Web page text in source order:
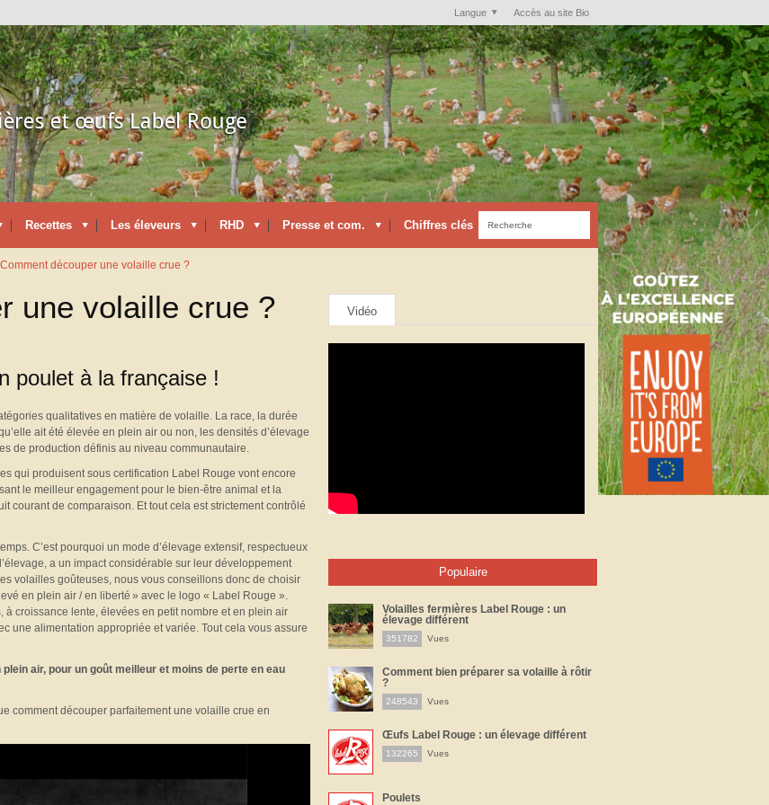
Langue Accès au site Bio
Recettes Les éleveurs RHD Presse et com. Chiffres clés
Comment découper une volaille crue ?
une volaille crue ?
poulet à la française !
qualitatives en matière de volaille. La race, la durée
ait été élevée en plein air ou non, les densités d’élevage
de production définis au niveau communautaire.
qui produisent sous certification Label Rouge vont encore
le meilleur engagement pour le bien-être animal et la
courant de comparaison. Et tout cela est strictement contrôlé
C’est pourquoi un mode d’élevage extensif, respectueux
a un impact considérable sur leur développement
volailles goûteuses, nous vous conseillons donc de choisir
en plein air / en liberté » avec le logo « Label Rouge ».
croissance lente, élevées en petit nombre et en plein air
une alimentation appropriée et variée. Tout cela vous assure
air, pour un goût meilleur et moins de perte en eau
comment découper parfaitement une volaille crue en
Vidéo
Populaire
Volailles fermières Label Rouge : un
élevage différent
351782 Vues
Comment bien préparer sa volaille à rôtir
?
248543 Vues
Œufs Label Rouge : un élevage différent
132265 Vues
Poulets